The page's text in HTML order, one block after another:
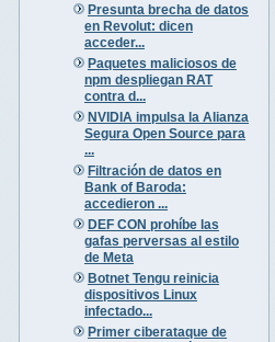
Presunta brecha de datos
en Revolut: dicen
acceder...
Paquetes maliciosos de
npm despliegan RAT
contra d...
NVIDIA impulsa la Alianza
Segura Open Source para
...
Filtración de datos en
Bank of Baroda:
accedieron ...
DEF CON prohíbe las
gafas perversas al estilo
de Meta
Botnet Tengu reinicia
dispositivos Linux
infectado...
Primer ciberataque de